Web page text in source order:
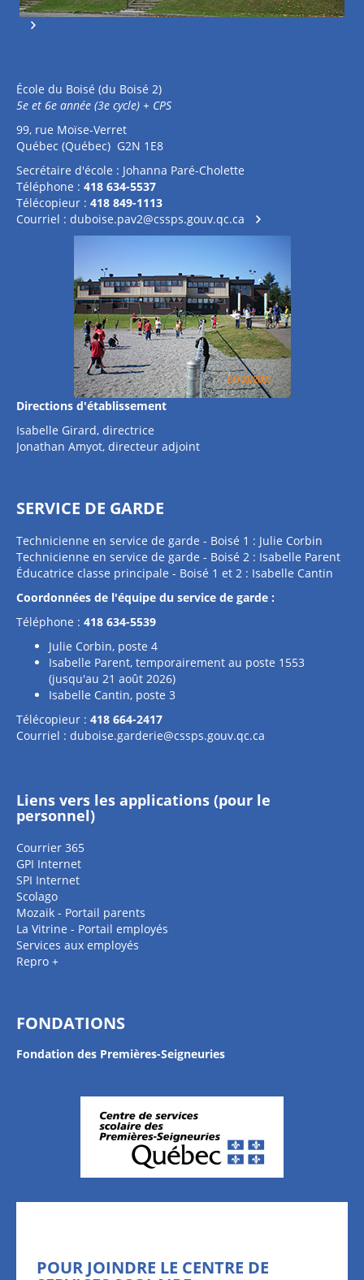
École du Boisé (du Boisé 2)
5e et 6e année (3e cycle) + CPS
99, rue Moïse-Verret
Québec (Québec) G2N 1E8
Secrétaire d'école : Johanna Paré-Cholette
Téléphone : 418 634-5537
Télécopieur : 418 849-1113
Courriel : duboise.pav2@cssps.gouv.qc.ca
Directions d'établissement
Isabelle Girard, directrice
Jonathan Amyot, directeur adjoint
SERVICE DE GARDE
Technicienne en service de garde - Boisé 1 : Julie Corbin
Technicienne en service de garde - Boisé 2 : Isabelle Parent
Éducatrice classe principale - Boisé 1 et 2 : Isabelle Cantin
Coordonnées de l'équipe du service de garde :
Téléphone : 418 634-5539
Julie Corbin, poste 4
Isabelle Parent, temporairement au poste 1553
(jusqu'au 21 août 2026)
Isabelle Cantin, poste 3
Télécopieur : 418 664-2417
Courriel : duboise.garderie@cssps.gouv.qc.ca
Liens vers les applications (pour le
personnel)
Courrier 365
GPI Internet
SPI Internet
Scolago
Mozaik - Portail parents
La Vitrine - Portail employés
Services aux employés
Repro +
FONDATIONS
Fondation des Premières-Seigneuries
POUR JOINDRE LE CENTRE DE